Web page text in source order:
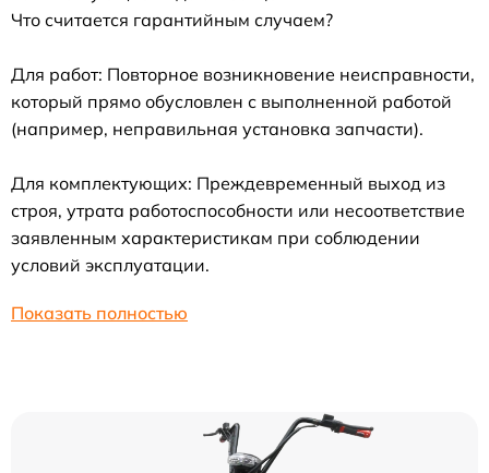
Что считается гарантийным случаем?
Для работ: Повторное возникновение неисправности,
который прямо обусловлен с выполненной работой
(например, неправильная установка запчасти).
Для комплектующих: Преждевременный выход из
строя, утрата работоспособности или несоответствие
заявленным характеристикам при соблюдении
условий эксплуатации.
Показать полностью